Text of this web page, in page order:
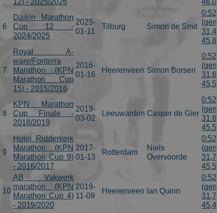
6
Daikin Marathon
Cup 12 -
2024/2025
2025-
01-11
Tilburg Simon de Smit
7
Royal A-
ware/Fonterra
Marathon (KPN
Marathon Cup
15) - 2015/2016
2016-
01-16
Heerenveen Simon Borsen
8
KPN Marathon
Cup Finale -
2018/2019
2019-
03-02
Leeuwarden Casper de Gier
9
Hotel Ridderkerk
Marathon (KPN
Marathon Cup 9)
- 2016/2017
2017-
01-13
Rotterdam
Niels
Overvoorde
10
AB Vakwerk
marathon (KPN
Marathon Cup 4)
- 2019/2020
2019-
11-09
Heerenveen Ian Quinn